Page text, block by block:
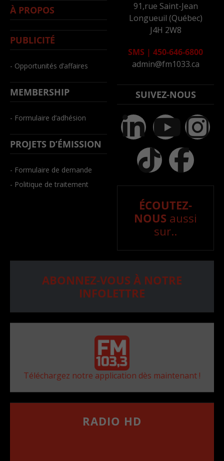
À PROPOS
PUBLICITÉ
- Opportunités d’affaires
MEMBERSHIP
- Formulaire d’adhésion
PROJETS D’ÉMISSION
- Formulaire de demande
- Politique de traitement
91,rue Saint-Jean
Longueuil (Québec)
J4H 2W8
SMS | 450-646-6800
admin@fm1033.ca
SUIVEZ-NOUS
ÉCOUTEZ-
NOUS aussi
sur..
ABONNEZ-VOUS À NOTRE
INFOLETTRE
Téléchargez notre application dès maintenant !
RADIO HD